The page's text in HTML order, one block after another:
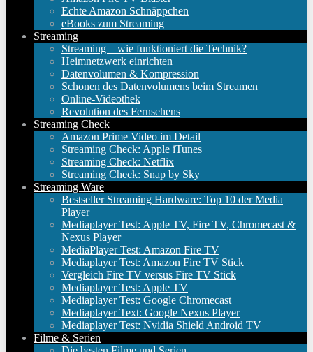
Echte Amazon Schnäppchen
eBooks zum Streaming
Streaming
Streaming – wie funktioniert die Technik?
Heimnetzwerk einrichten
Datenvolumen & Kompression
Schonen des Datenvolumens beim Streamen
Online-Videothek
Revolution des Fernsehens
Streaming Check
Amazon Prime Video im Detail
Streaming Check: Apple iTunes
Streaming Check: Netflix
Streaming Check: Snap by Sky
Streaming Ware
Bestseller Streaming Hardware: Top 10 der Media
Player
Mediaplayer Test: Apple TV, Fire TV, Chromecast &
Nexus Player
MediaPlayer Test: Amazon Fire TV
Mediaplayer Test: Amazon Fire TV Stick
Vergleich Fire TV versus Fire TV Stick
Mediaplayer Test: Apple TV
Mediaplayer Test: Google Chromecast
Mediaplayer Text: Google Nexus Player
Mediaplayer Test: Nvidia Shield Android TV
Filme & Serien